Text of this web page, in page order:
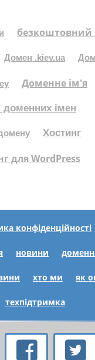
безкоштовний
Домен .kiev.ua
Доменне ім'я
доменних імен
Хостинг
для WordPress
конфіденційності
новини
хто ми як
техпідтримка